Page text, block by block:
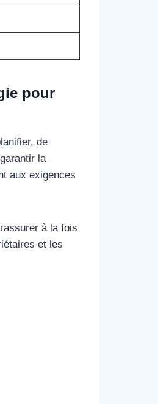
pour
de
la
aux exigences
à la fois
et les